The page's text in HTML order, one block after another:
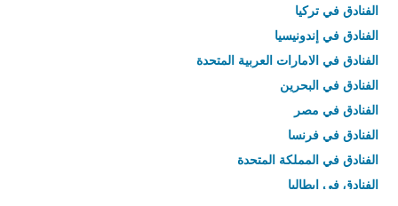
الفنادق في تركيا
الفنادق في إندونيسيا
الفنادق في الامارات العربية المتحدة
الفنادق في البحرين
الفنادق في مصر
الفنادق في فرنسا
الفنادق في المملكة المتحدة
الفنادق في إيطاليا